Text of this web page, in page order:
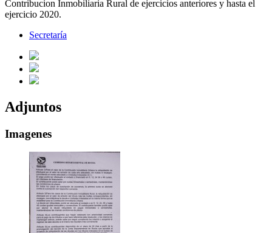
Contribucion Inmobiliaria Rural de ejercicios anteriores y hasta el
ejercicio 2020.
Secretaría
Adjuntos
Imagenes